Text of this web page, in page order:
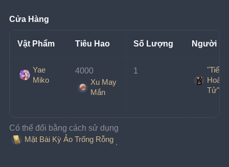
Cửa Hàng
Vật Phẩm Tiêu Hao Số Lượng Người
Yae
Miko
4000
Xu May
Mắn
1
"Tiểu
Hoàng
Tử"
Có thể đổi bằng cách sử dụng
Mặt Bài Kỳ Ảo Trống Rỗng